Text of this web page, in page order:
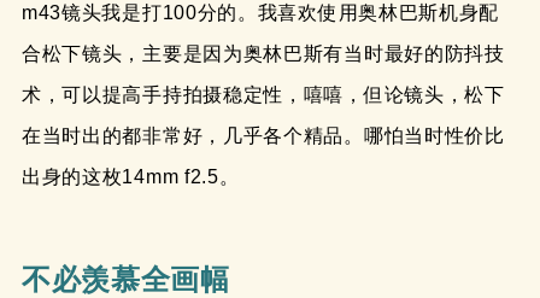
m43镜头我是打100分的。我喜欢使用奥林巴斯机身配
合松下镜头，主要是因为奥林巴斯有当时最好的防抖技
术，可以提高手持拍摄稳定性，嘻嘻，但论镜头，松下
在当时出的都非常好，几乎各个精品。哪怕当时性价比
出身的这枚14mm f2.5。
不必羡慕全画幅